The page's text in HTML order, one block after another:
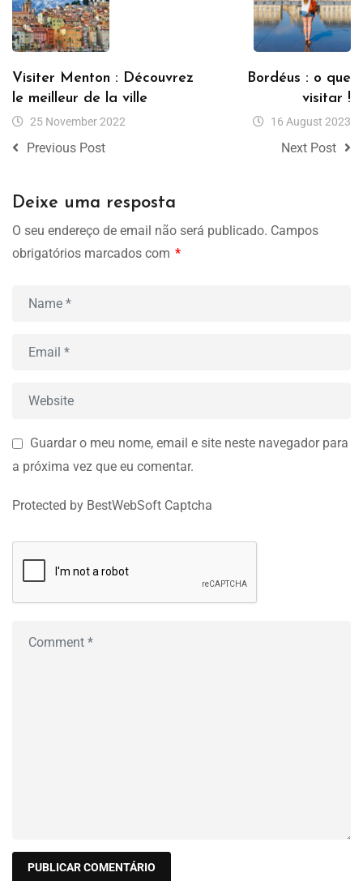
Visiter Menton : Découvrez
le meilleur de la ville
25 November 2022
Previous Post
Bordéus : o que
visitar !
16 August 2023
Next Post
Deixe uma resposta
O seu endereço de email não será publicado. Campos
obrigatórios marcados com *
Guardar o meu nome, email e site neste navegador para
a próxima vez que eu comentar.
Protected by BestWebSoft Captcha